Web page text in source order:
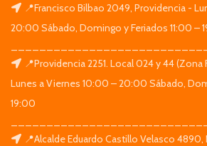
📍Francisco Bilbao 2049, Providencia -
20:00 Sábado, Domingo y Feriados 11:00 –
📍Providencia 2251. Local 024 y 44 (Zona
Lunes a Viernes 10:00 – 20:00 Sábado,
19:00
📍Alcalde Eduardo Castillo Velasco 4890,